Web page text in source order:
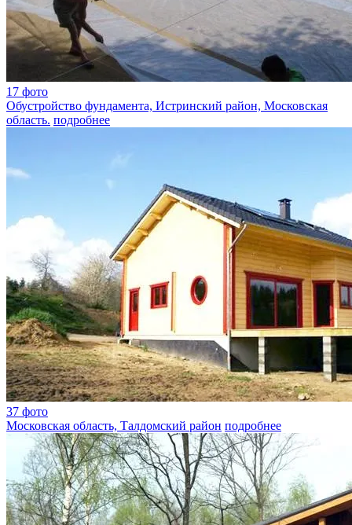
17 фото
Обустройство фундамента, Истринский район, Московская
область. подробнее
37 фото
Московская область, Талдомский район подробнее